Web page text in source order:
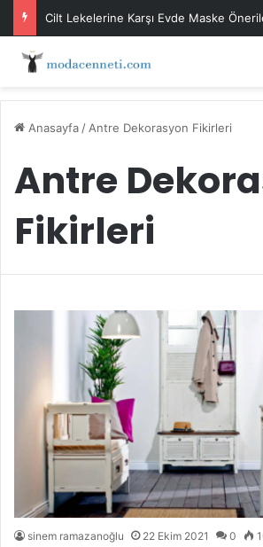
Cilt Lekelerine Karşı Evde Maske
Anasayfa / Antre Dekorasyon Fikirleri
Antre
Fikirleri
sinem ramazanoğlu 22 Ekim 2021 0